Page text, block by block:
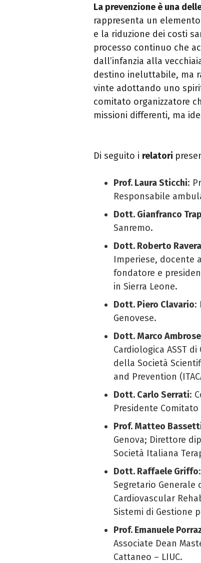
La prevenzione è una
rappresenta un
e la riduzione dei costi
processo continuo che
dall’infanzia alla
destino ineluttabile, ma
vinte adottando uno
comitato organizzatore
missioni differenti, ma
Di seguito i relatori
Prof. Laura Sticchi:
Responsabile
Dott. Gianfranco
Sanremo.
Dott. Roberto Ravera
Imperiese, docente
fondatore e
in Sierra Leone.
Dott. Piero Clavario:
Genovese.
Dott. Marco
Cardiologica ASST
della Società
and Prevention
Dott. Carlo Serrati:
Presidente
Prof. Matteo
Genova; Direttore
Società Italiana
Dott. Raffaele Griffo
Segretario
Cardiovascular
Sistemi di Gestione
Prof. Emanuele
Associate Dean
Cattaneo – LIUC.